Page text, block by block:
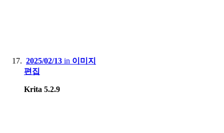
2025/02/13 in 이미지
편집
Krita 5.2.9